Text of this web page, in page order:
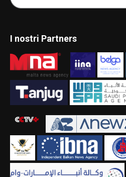
I nostri Partners